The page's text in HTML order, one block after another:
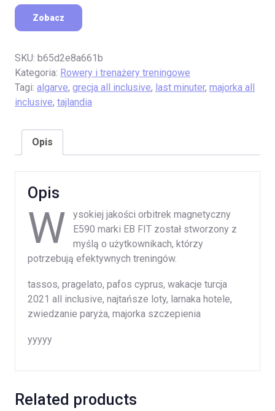
Zobacz
SKU: b65d2e8a661b
Kategoria: Rowery i trenażery treningowe
Tagi: algarve, grecja all inclusive, last minuter, majorka all
inclusive, tajlandia
Opis
Opis
W
ysokiej jakości orbitrek magnetyczny
E590 marki EB FIT został stworzony z
myślą o użytkownikach, którzy
potrzebują efektywnych treningów.
tassos, pragelato, pafos cyprus, wakacje turcja
2021 all inclusive, najtańsze loty, larnaka hotele,
zwiedzanie paryża, majorka szczepienia
yyyyy
Related products